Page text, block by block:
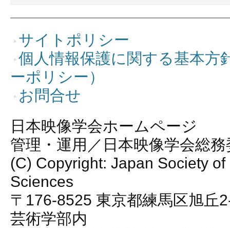
サイトポリシー
個人情報保護に関する基本方
ーポリシー）
お問合せ
日本映像学会ホームページ
管理・運用／日本映像学会総
(C) Copyright: Japan Society of
Sciences
〒176-8525 東京都練馬区旭丘
芸術学部内